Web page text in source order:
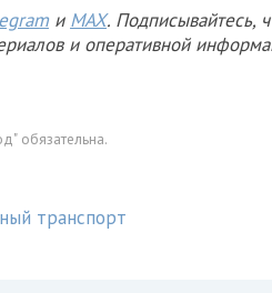
и MAX. Подписывайтесь,
и оперативной
обязательна.
транспорт